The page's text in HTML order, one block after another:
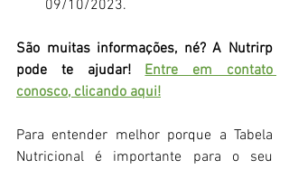
09/10/2023.
São muitas informações, né? A Nutrirp
pode te ajudar! Entre em contato
conosco, clicando aqui!
Para entender melhor porque a Tabela
Nutricional é importante para o seu